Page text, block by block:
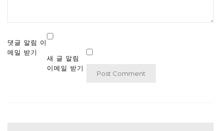
댓글 알림 이
메일 받기
새 글 알림
이메일 받기